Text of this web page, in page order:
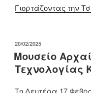
Γιορτάζοντας την
ΔΗΜΟΣΙΕΎΤΗΚΕ
ΣΤΙΣ
20/02/2025
Μουσείο
Τεχνολογίας
Τη Δευτέρα 17